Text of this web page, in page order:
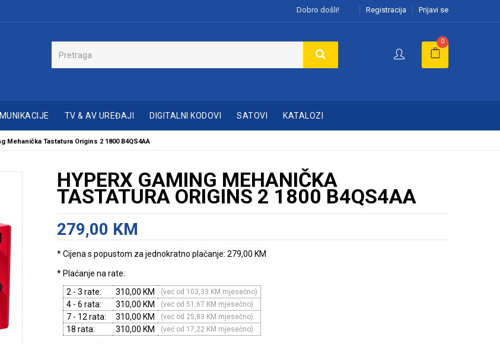
Dobro došli! Registracija Prijavi se
0
TV & AV UREĐAJI DIGITALNI KODOVI SATOVI KATALOZI
Mehanička Tastatura Origins 2 1800 B4QS4AA
HYPERX GAMING MEHANIČKA
TASTATURA ORIGINS 2 1800 B4QS4AA
279,00 KM
* Cijena s popustom za jednokratno plaćanje: 279,00 KM
* Plaćanje na rate:
2 - 3 rate:
310,00 KM (već od 103,33 KM mjesečno)
4 - 6 rata: 310,00 KM (već od 51,67 KM mjesečno)
7 - 12 rata: 310,00 KM (već od 25,83 KM mjesečno)
18 rata: 310,00 KM (već od 17,22 KM mjesečno)